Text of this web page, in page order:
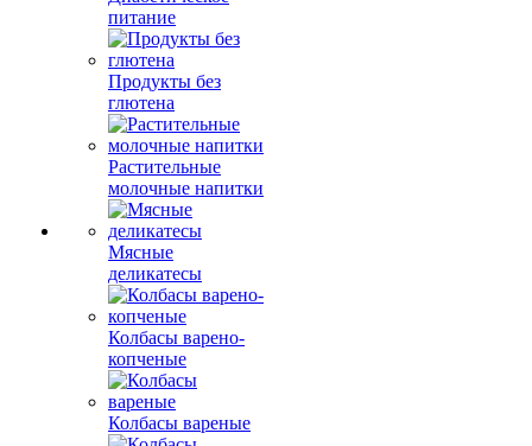
питание
Продукты без
глютена
Растительные
молочные напитки
Мясные
деликатесы
Колбасы варено-
копченые
Колбасы вареные